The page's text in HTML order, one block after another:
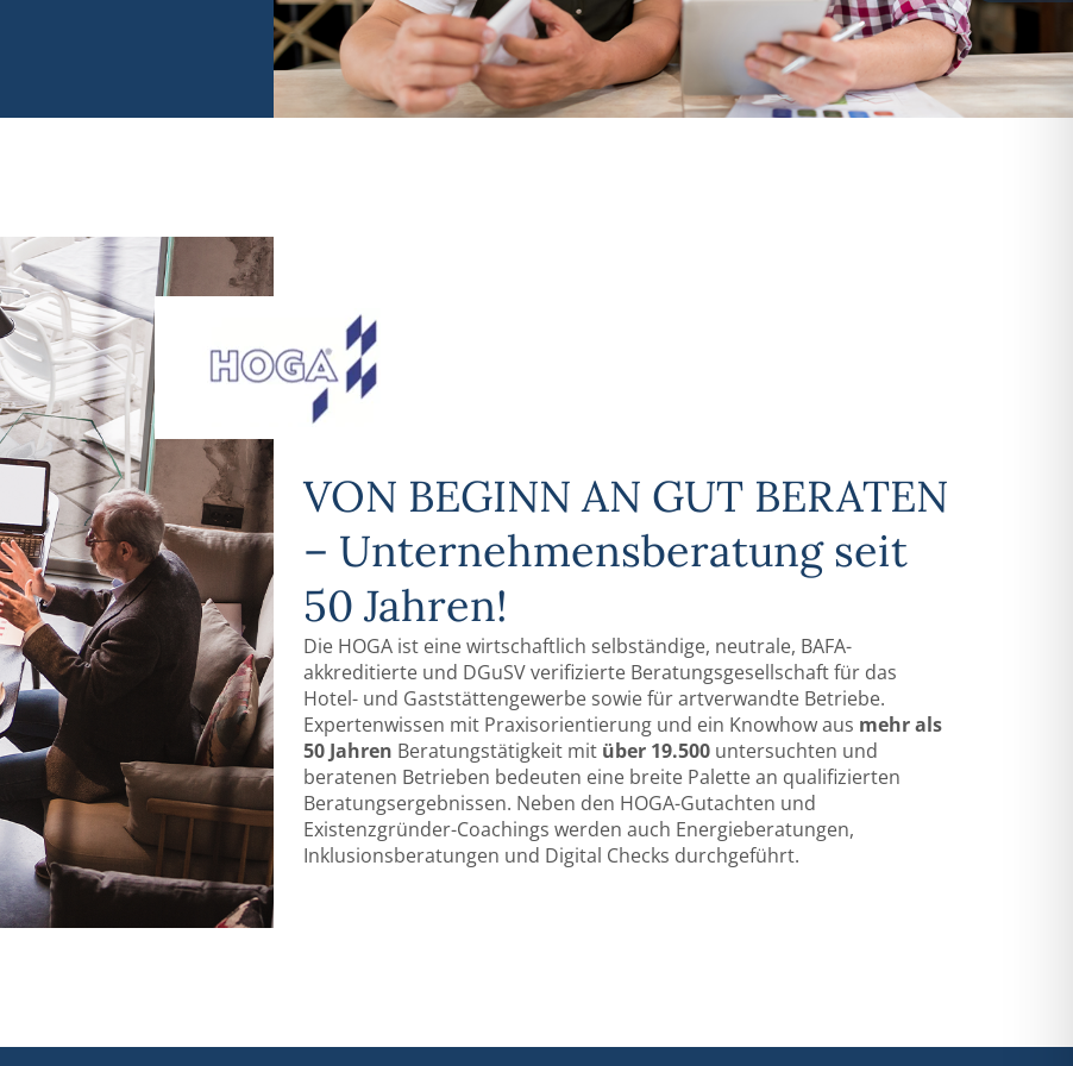
VON BEGINN AN GUT BERATEN
– Unter­nehmens­beratung seit
50 ­Jahren!
Die HOGA ist eine wirtschaftlich selbständige, neutrale, BAFA-
akkreditierte und DGuSV verifizierte Beratungs­gesellschaft für das
Hotel- und Gast­stättengewerbe sowie für artverwandte Betriebe.
Expertenwissen mit Praxisorientierung und ein Knowhow aus mehr als
50 Jahren Beratungs­tätigkeit mit über 19.500 untersuchten und
beratenen Betrieben bedeuten eine breite Palette an qualifizierten
Beratungs­ergebnissen. Neben den HOGA-Gutachten und
Existenzgründer-Coachings werden auch Energie­beratungen,
Inklusions­beratungen und Digital Checks durchgeführt.